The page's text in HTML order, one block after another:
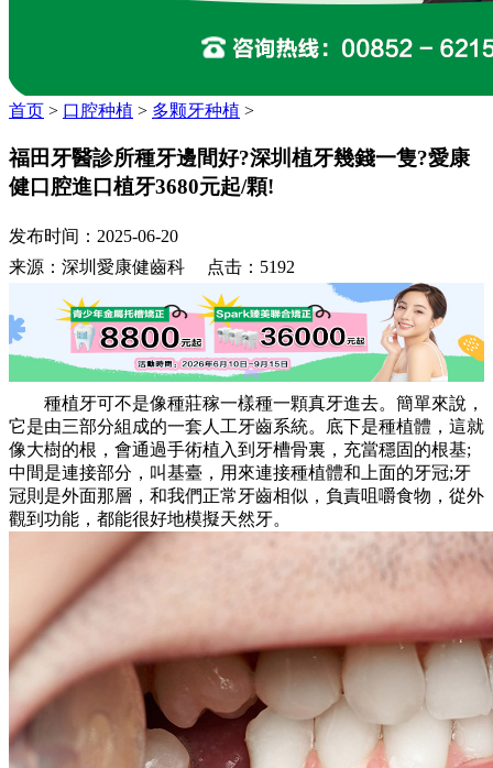
首页 > 口腔种植 > 多颗牙种植 >
福田牙醫診所種牙邊間好?深圳植牙幾錢一隻?愛康
健口腔進口植牙3680元起/顆!
发布时间：2025-06-20
来源：深圳愛康健齒科 点击：5192
種植牙可不是像種莊稼一樣種一顆真牙進去。簡單來說，
它是由三部分組成的一套人工牙齒系統。底下是種植體，這就
像大樹的根，會通過手術植入到牙槽骨裏，充當穩固的根基;
中間是連接部分，叫基臺，用來連接種植體和上面的牙冠;牙
冠則是外面那層，和我們正常牙齒相似，負責咀嚼食物，從外
觀到功能，都能很好地模擬天然牙。